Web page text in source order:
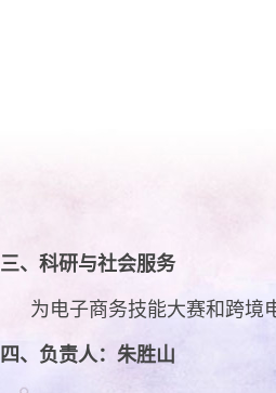
三、科研与社会服务
为电子商务技能大赛和跨境
四、 负责人：朱胜山